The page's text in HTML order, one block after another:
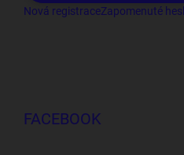
Nová registraceZapomenuté
FACEBOOK